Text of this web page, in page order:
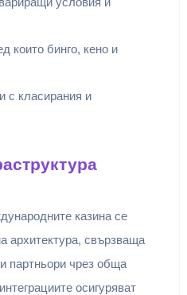
които бинго, кено и
с класирания и
казина се
архитектура, свързваща
партньори чрез обща
осигуряват